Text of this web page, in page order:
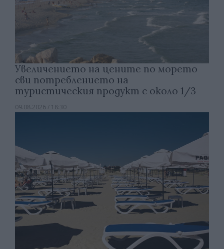
Увеличението на цените по морето
сви потреблението на
туристическия продукт с около 1/3
09.08.2026 / 18:30